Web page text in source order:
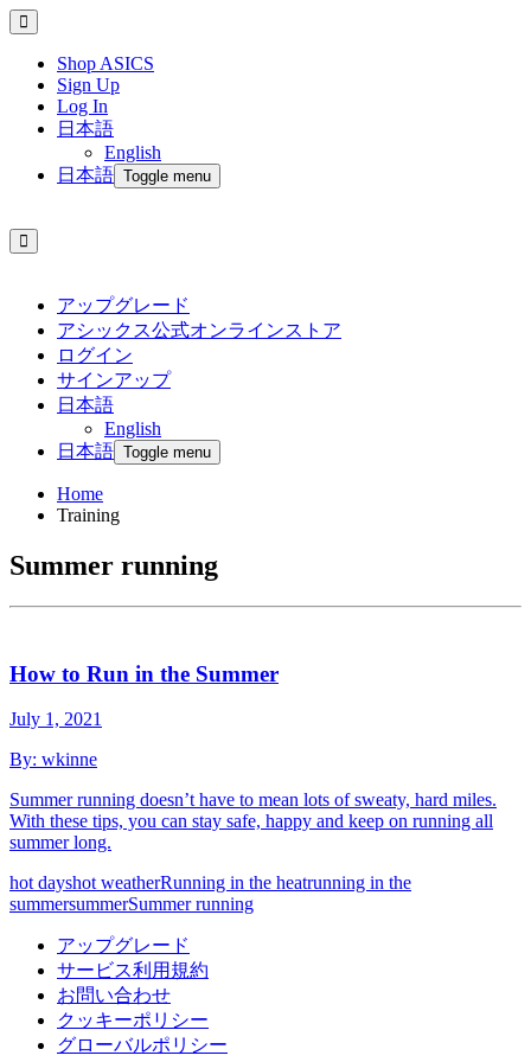
Shop ASICS
Sign Up
Log In
日本語
English
日本語 Toggle menu
アップグレード
アシックス公式オンラインストア
ログイン
サインアップ
日本語
English
日本語 Toggle menu
Home
Training
Summer running
How to Run in the Summer
July 1, 2021
By: wkinne
Summer running doesn’t have to mean lots of sweaty, hard miles.
With these tips, you can stay safe, happy and keep on running all
summer long.
hot dayshot weatherRunning in the heatrunning in the
summersummerSummer running
アップグレード
サービス利用規約
お問い合わせ
クッキーポリシー
グローバルポリシー